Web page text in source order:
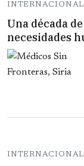
Una década
necesidades